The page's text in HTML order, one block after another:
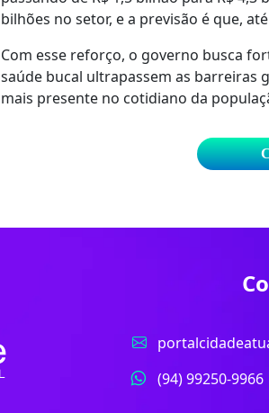
bilhões no setor, e a previsão é que,
Com esse reforço, o governo busca
saúde bucal ultrapassem as barreiras
mais presente no cotidiano da
(94) 99250-9966